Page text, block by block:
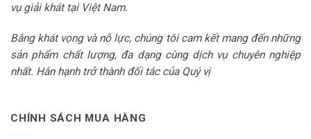
vụ giải khát tại Việt Nam.
Bằng khát vọng và nỗ lực, chúng tôi cam kết mang đến những
sản phẩm chất lượng, đa dạng cùng dịch vụ chuyên nghiệp
nhất. Hân hạnh trở thành đối tác của Quý vị
CHÍNH SÁCH MUA HÀNG